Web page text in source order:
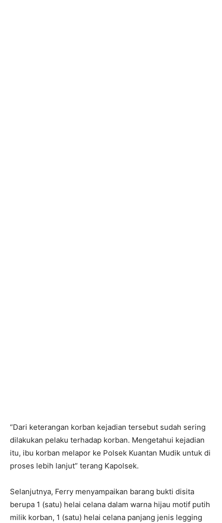
“Dari keterangan korban kejadian tersebut sudah sering
dilakukan pelaku terhadap korban. Mengetahui kejadian
itu, ibu korban melapor ke Polsek Kuantan Mudik untuk di
proses lebih lanjut” terang Kapolsek.
Selanjutnya, Ferry menyampaikan barang bukti disita
berupa 1 (satu) helai celana dalam warna hijau motif putih
milik korban, 1 (satu) helai celana panjang jenis legging